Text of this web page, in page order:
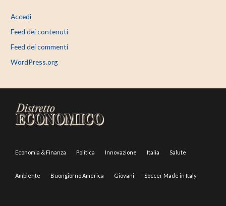
Accedi
Feed dei contenuti
Feed dei commenti
WordPress.org
Economia & Finanza Politica Innovazione Italia Salute
Ambiente Buongiorno America Giovani Soccer Made in Italy